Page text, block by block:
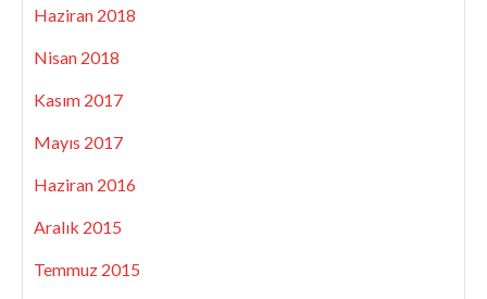
Haziran 2018
Nisan 2018
Kasım 2017
Mayıs 2017
Haziran 2016
Aralık 2015
Temmuz 2015